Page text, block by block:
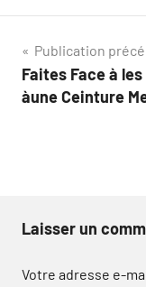
Navigation
de
Publication
Faites Face à
àune Ceinture
Laisser un
Votre adresse e-